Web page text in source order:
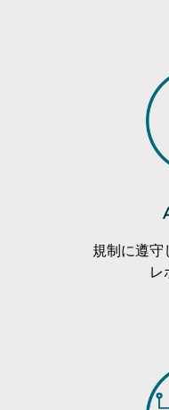
規制に遵守
レ